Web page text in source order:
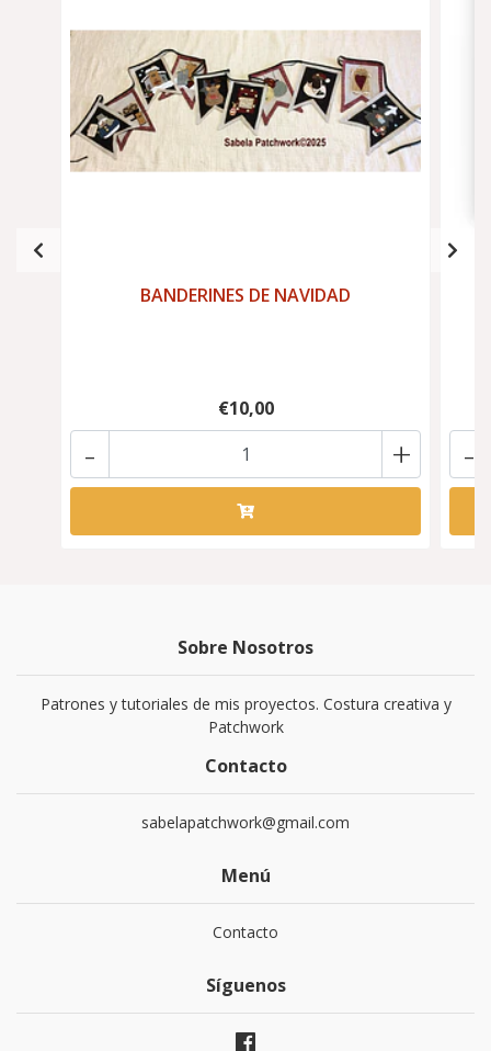
BANDERINES DE NAVIDAD
€10,00
+
- -
Sobre Nosotros
Patrones y tutoriales de mis proyectos. Costura creativa y
Patchwork
Contacto
sabelapatchwork@gmail.com
Menú
Contacto
Síguenos